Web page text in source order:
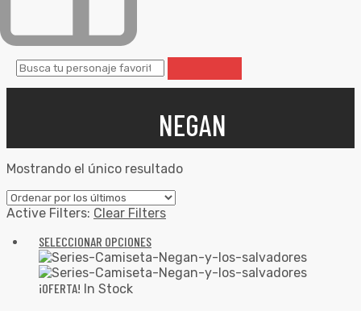
NEGAN
Mostrando el único resultado
Active Filters: Clear Filters
SELECCIONAR OPCIONES
¡OFERTA! In Stock